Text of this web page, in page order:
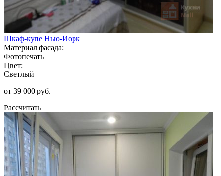
Шкаф-купе Нью-Йорк
Материал фасада:
Фотопечать
Цвет:
Светлый
от 39 000 руб.
Рассчитать